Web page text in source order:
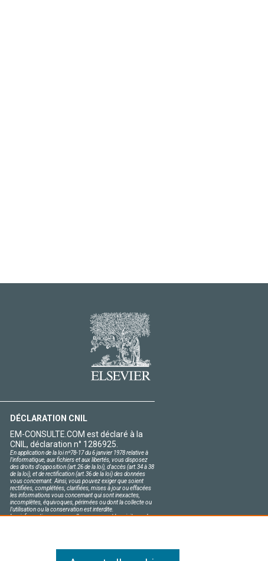
DÉCLARATION CNIL
EM-CONSULTE.COM est déclaré à la
CNIL, déclaration n° 1286925.
En application de la loi nº78-17 du 6 janvier 1978 relative à
l'informatique, aux fichiers et aux libertés, vous disposez
des droits d'opposition (art.26 de la loi), d'accès (art.34 à 38
de la loi), et de rectification (art.36 de la loi) des données
vous concernant. Ainsi, vous pouvez exiger que soient
rectifiées, complétées, clarifiées, mises à jour ou effacées
les informations vous concernant qui sont inexactes,
incomplètes, équivoques, périmées ou dont la collecte ou
l'utilisation ou la conservation est interdite.
Les informations personnelles concernant les visiteurs de